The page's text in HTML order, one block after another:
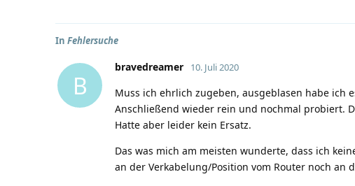
In Fehlersuche
B
bravedreamer 10. Juli 2020
Muss ich ehrlich zugeben, ausgeblasen habe ich
Anschließend wieder rein und nochmal probiert.
Hatte aber leider kein Ersatz.
Das was mich am meisten wunderte, dass ich
an der Verkabelung/Position vom Router noch an